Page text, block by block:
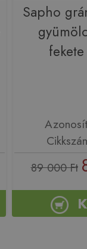
Sapho
89 000 Ft